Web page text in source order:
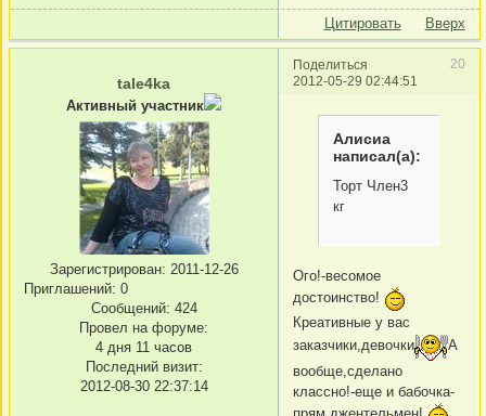
Цитировать Вверх
Поделиться
20
2012-05-29 02:44:51
tale4ka
Активный участник
Зарегистрирован: 2011-12-26
Приглашений: 0
Сообщений: 424
Провел на форуме:
4 дня 11 часов
Последний визит:
2012-08-30 22:37:14
Алисиа
написал(а):
Торт Член3
кг
Ого!-весомое
достоинство!
Креативные у вас
заказчики,девочки
А
вообще,сделано
классно!-еще и бабочка-